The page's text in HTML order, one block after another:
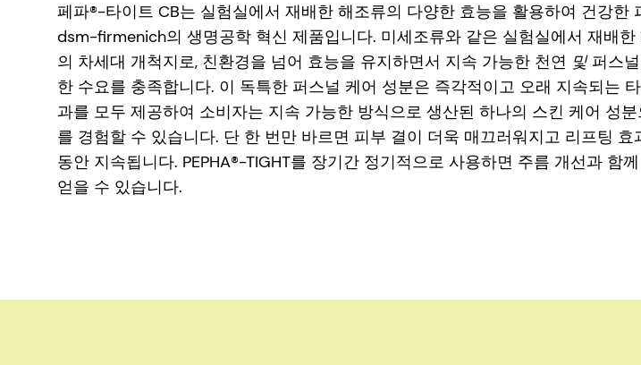
페파®-타이트 CB는 실험실에서 재배한 해조류의 다양한 효능을 활용하여 건강한
dsm-firmenich의 생명공학 혁신 제품입니다. 미세조류와 같은 실험실에서 재배한
의 차세대 개척지로, 친환경을 넘어 효능을 유지하면서 지속 가능한 천연 및퍼스널
한 수요를 충족합니다. 이 독특한 퍼스널 케어 성분은 즉각적이고 오래 지속되는
과를 모두 제공하여 소비자는 지속 가능한 방식으로 생산된 하나의 스킨 케어 성
를 경험할 수 있습니다. 단 한 번만 바르면 피부 결이 더욱 매끄러워지고 리프팅 효
동안 지속됩니다. PEPHA®-TIGHT를 장기간 정기적으로 사용하면 주름 개선과 함
얻을 수 있습니다.